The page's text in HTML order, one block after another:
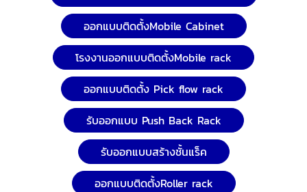
ออกแบบติดตั้งMobile Cabinet
โรงงานออกแบบติดตั้งMobile rack
ออกแบบติดตั้ง Pick flow rack
รับออกแบบ Push Back Rack
รับออกแบบสร้างชั้นแร็ค
ออกแบบติดตั้งRoller rack